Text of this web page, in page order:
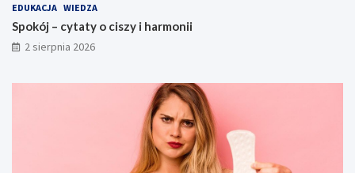
EDUKACJA WIEDZA
Spokój – cytaty o ciszy i harmonii
2 sierpnia 2026